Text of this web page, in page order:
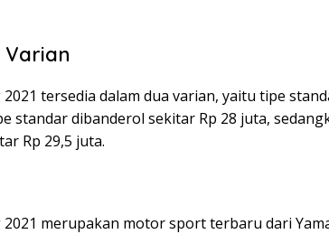
tersedia dalam dua varian, yaitu tipe
standar dibanderol sekitar Rp 28 juta,
Rp 29,5 juta.
2021 merupakan motor sport terbaru dari